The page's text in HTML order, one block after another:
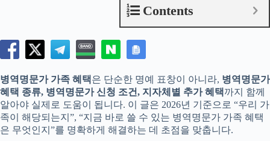
Contents
병역명문가 가족 혜택은 단순한 명예 표창이 아니라, 병역명문가
혜택 종류, 병역명문가 신청 조건, 지자체별 추가 혜택까지 함께
알아야 실제로 도움이 됩니다. 이 글은 2026년 기준으로 “우리 가
족이 해당되는지”, “지금 바로 쓸 수 있는 병역명문가 가족 혜택
은 무엇인지”를 명확하게 해결하는 데 초점을 맞춥니다.